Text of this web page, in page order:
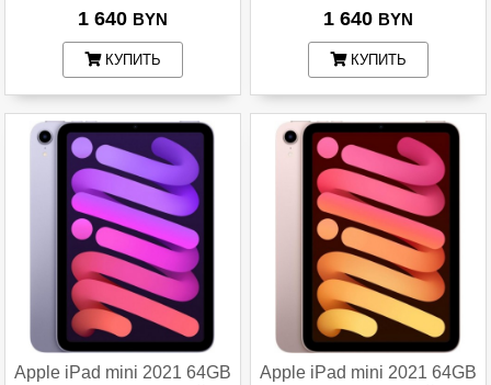
1 640 BYN
КУПИТЬ
1 640 BYN
КУПИТЬ
Apple iPad mini 2021 64GB
Apple iPad mini 2021 64GB